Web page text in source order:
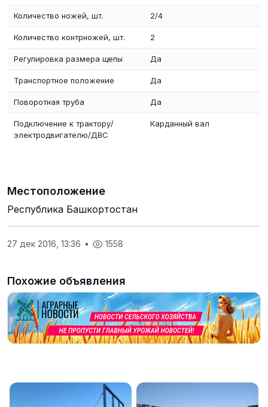
Количество ножей, шт. 2/4
Количество контрножей, шт. 2
Регулировка размера щепы Да
Транспортное положение Да
Поворотная труба Да
Подключение к трактору/
электродвигателю/ДВС
Карданный вал
Местоположение
Республика Башкортостан
27 дек 2016, 13:36 • 1558
Похожие объявления